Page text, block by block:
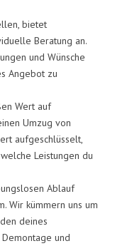
bietet
Beratung an.
und Wünsche
Angebot zu
Wert auf
Umzug von
aufgeschlüsselt,
Leistungen du
Ablauf
Wir kümmern uns um
deines
und